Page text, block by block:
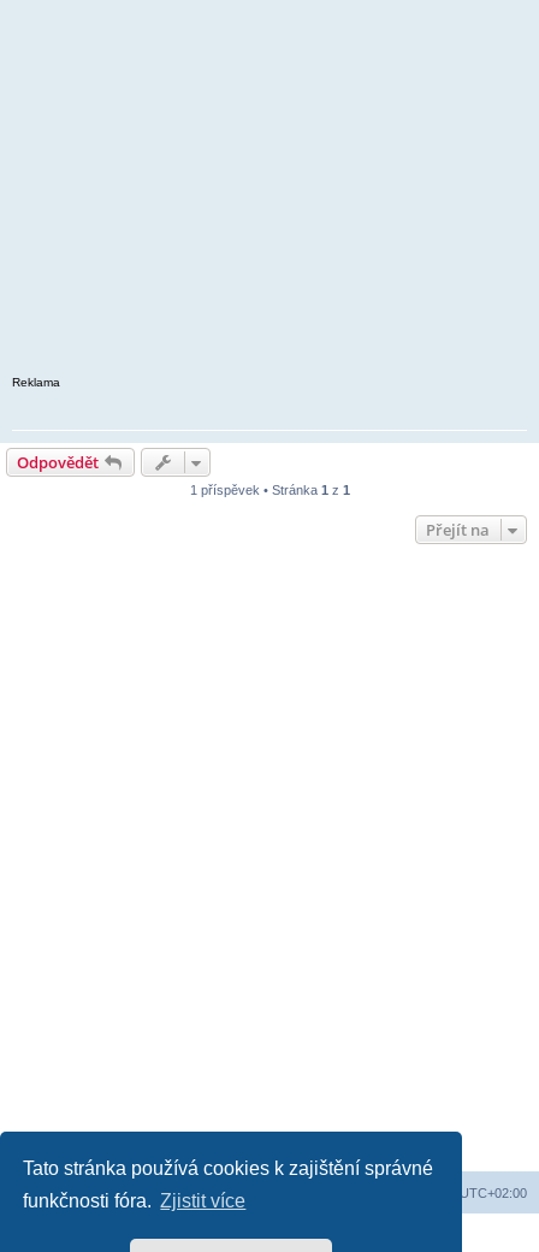
Tato stránka používá cookies k zajištění správné
funkčnosti fóra. Zjistit více
Reklama
Odpovědět
1 příspěvek • Stránka 1 z 1
Přejít na
Obsah fóra UTC+02:00